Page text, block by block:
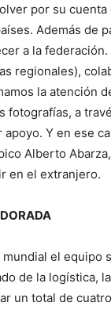
por su
Además de
a la
regionales),
la atención
fotografías, a
apoyo. Y en ese
Alberto
en el extranjero.
mundial el equipo
de la logística,
un total de